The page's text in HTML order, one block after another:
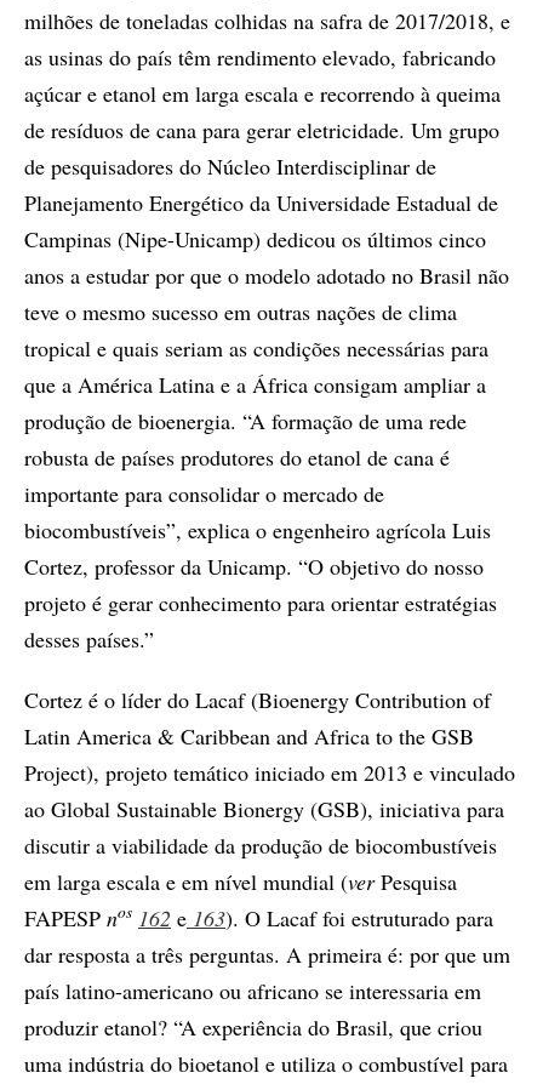
milhões de toneladas colhidas na safra de 2017/2018, e
as usinas do país têm rendimento elevado, fabricando
açúcar e etanol em larga escala e recorrendo à queima
de resíduos de cana para gerar eletricidade. Um grupo
de pesquisadores do Núcleo Interdisciplinar de
Planejamento Energético da Universidade Estadual de
Campinas (Nipe-Unicamp) dedicou os últimos cinco
anos a estudar por que o modelo adotado no Brasil não
teve o mesmo sucesso em outras nações de clima
tropical e quais seriam as condições necessárias para
que a América Latina e a África consigam ampliar a
produção de bioenergia. “A formação de uma rede
robusta de países produtores do etanol de cana é
importante para consolidar o mercado de
biocombustíveis”, explica o engenheiro agrícola Luis
Cortez, professor da Unicamp. “O objetivo do nosso
projeto é gerar conhecimento para orientar estratégias
desses países.”
Cortez é o líder do Lacaf (Bioenergy Contribution of
Latin America & Caribbean and Africa to the GSB
Project), projeto temático iniciado em 2013 e vinculado
ao Global Sustainable Bionergy (GSB), iniciativa para
discutir a viabilidade da produção de biocombustíveis
em larga escala e em nível mundial (verPesquisa
FAPESP nos 162 e 163). O Lacaf foi estruturado para
dar resposta a três perguntas. A primeira é: por que um
país latino-americano ou africano se interessaria em
produzir etanol? “A experiência do Brasil, que criou
uma indústria do bioetanol e utiliza o combustível para